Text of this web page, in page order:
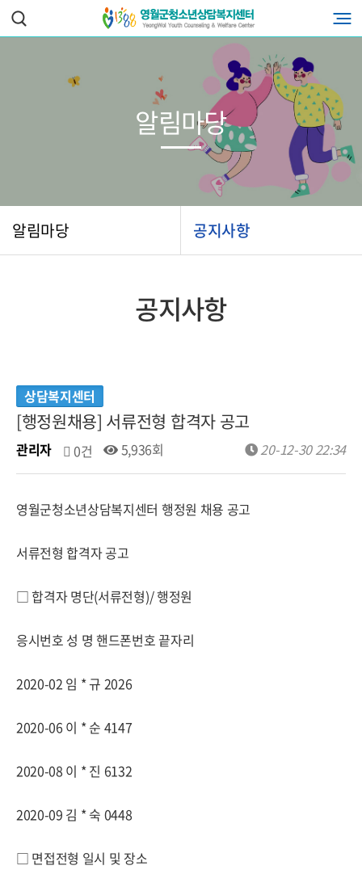
알림마당 공지사항
알림마당
공지사항
상담복지센터
[행정원채용] 서류전형 합격자 공고
관리자 0건 5,936회 20-12-30 22:34
영월군청소년상담복지센터 행정원 채용 공고
서류전형 합격자 공고
□ 합격자 명단(서류전형)/ 행정원
응시번호 성 명 핸드폰번호 끝자리
2020-02 임 * 규 2026
2020-06 이 * 순 4147
2020-08 이 * 진 6132
2020-09 김 * 숙 0448
□ 면접전형 일시 및 장소